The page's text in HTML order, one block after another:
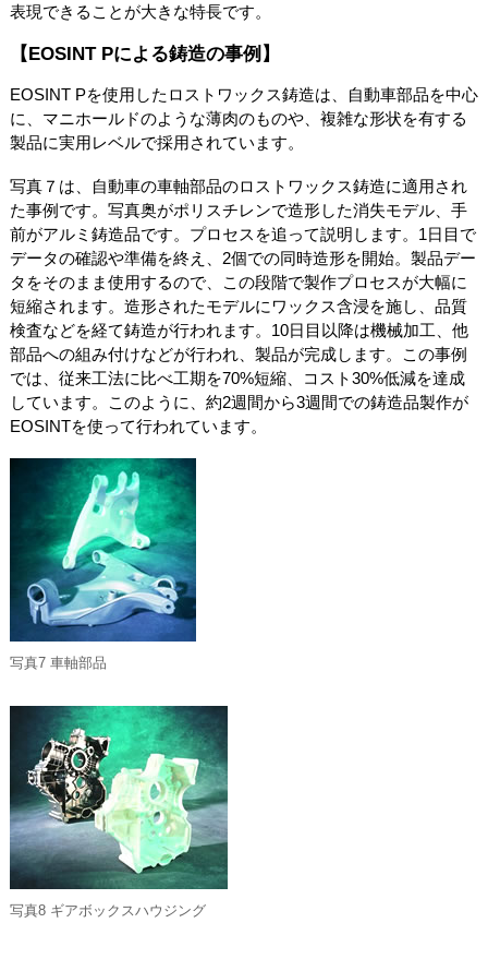
表現できることが大きな特長です。
【EOSINT Pによる鋳造の事例】
EOSINT Pを使用したロストワックス鋳造は、自動車部品を中心
に、マニホールドのような薄肉のものや、複雑な形状を有する
製品に実用レベルで採用されています。
写真７は、自動車の車軸部品のロストワックス鋳造に適用され
た事例です。写真奥がポリスチレンで造形した消失モデル、手
前がアルミ鋳造品です。プロセスを追って説明します。1日目で
データの確認や準備を終え、2個での同時造形を開始。製品デー
タをそのまま使用するので、この段階で製作プロセスが大幅に
短縮されます。造形されたモデルにワックス含浸を施し、品質
検査などを経て鋳造が行われます。10日目以降は機械加工、他
部品への組み付けなどが行われ、製品が完成します。この事例
では、従来工法に比べ工期を70%短縮、コスト30%低減を達成
しています。このように、約2週間から3週間での鋳造品製作が
EOSINTを使って行われています。
写真7 車軸部品
写真8 ギアボックスハウジング